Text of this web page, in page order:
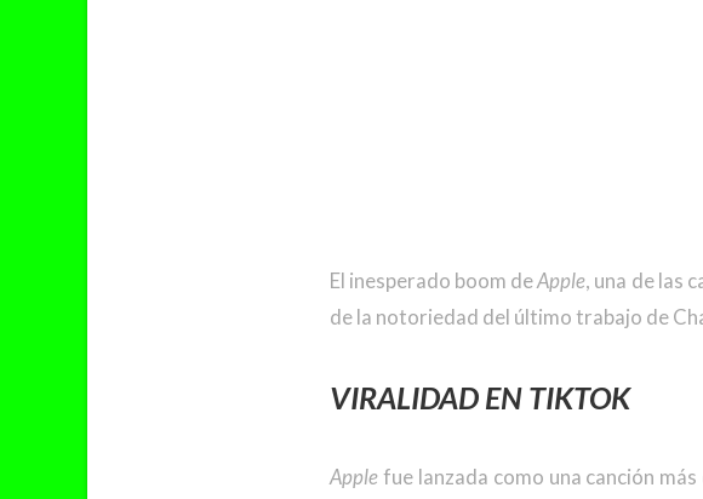
El inesperado boom deApple, una de las
de la notoriedad del último trabajo de
VIRALIDAD EN TIKTOK
Applefue lanzada como una canción